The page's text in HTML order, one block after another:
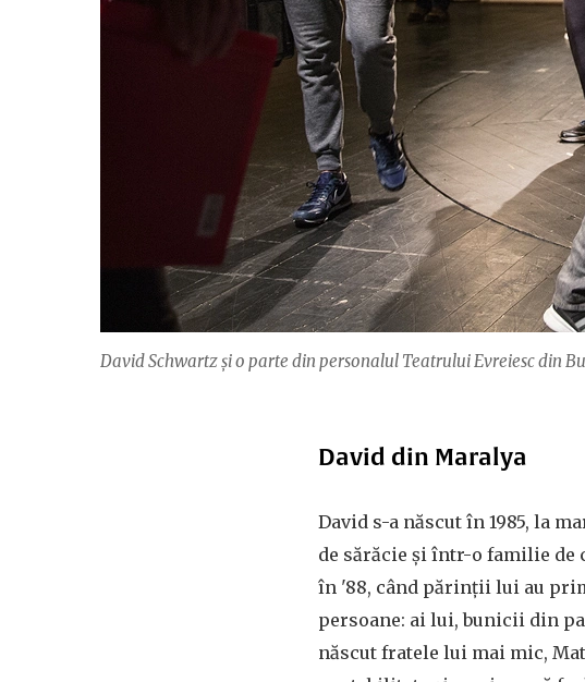
David Schwartz şi o parte din personalul Teatrului Evreiesc din
David din Maralya
David s-a născut în 1985, la
de sărăcie și într-o familie de
în '88, când părinții lui au
persoane: ai lui, bunicii din
născut fratele lui mai mic,